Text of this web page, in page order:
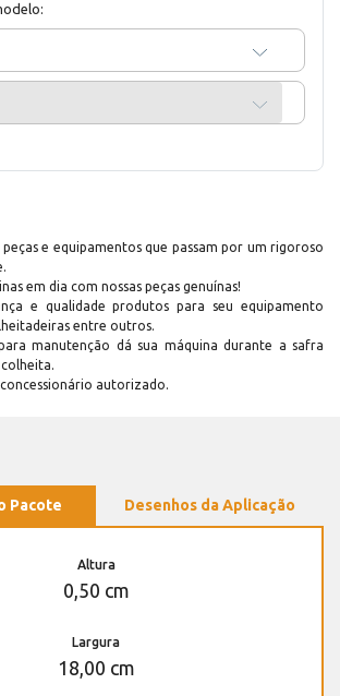
e equipamentos que passam por um rigoroso
em dia com nossas peças genuínas!
e qualidade produtos para seu equipamento
entre outros.
manutenção dá sua máquina durante a safra
autorizado.
Pacote Desenhos da Aplicação
Altura
0,50 cm
Largura
18,00 cm